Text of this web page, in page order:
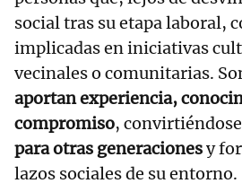
social tras su etapa laboral,
implicadas en iniciativas
vecinales o comunitarias.
aportan experiencia,
compromiso,
para otras generacionesy
lazos sociales de su entorno.